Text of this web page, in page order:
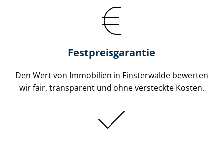
Festpreis​garantie
Den Wert von Immobilien in Finsterwalde bewerten
wir fair, transparent und ohne versteckte Kosten.